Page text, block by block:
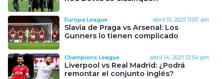
Europa League abril 15, 2021 11:07 am
Slavia de Praga vs Arsenal: Los
Gunners lo tienen complicado
Champions League abril 14, 2021 12:54 pm
Liverpool vs Real Madrid: ¿Podrá
remontar el conjunto inglés?